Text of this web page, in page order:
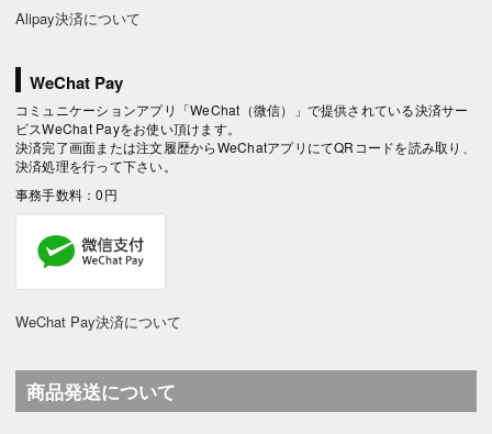
Alipay決済について
WeChat Pay
コミュニケーションアプリ「WeChat（微信）」で提供されている決済サー
ビスWeChat Payをお使い頂けます。
決済完了画面または注文履歴からWeChatアプリにてQRコードを読み取り、
決済処理を行って下さい。
事務手数料：0円
WeChat Pay決済について
商品発送について